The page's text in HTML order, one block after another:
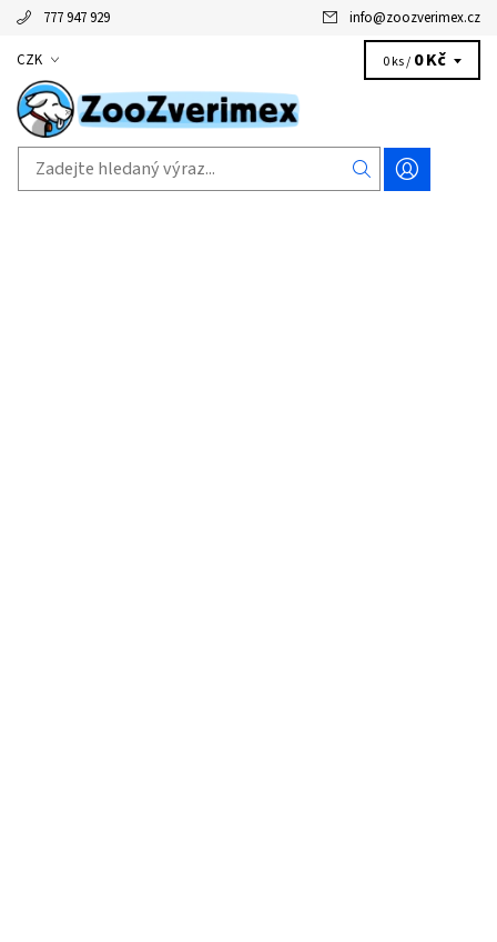
777 947 929 info@zoozverimex.cz
CZK 0 ks / 0 Kč